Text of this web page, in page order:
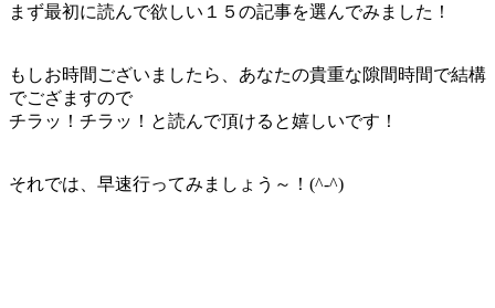
まず最初に読んで欲しい１５の記事を選んでみました！
もしお時間ございましたら、あなたの貴重な隙間時間で結構
でござますので
チラッ！チラッ！ と読んで頂けると嬉しいです！
それでは、早速行ってみましょう～！(^-^)